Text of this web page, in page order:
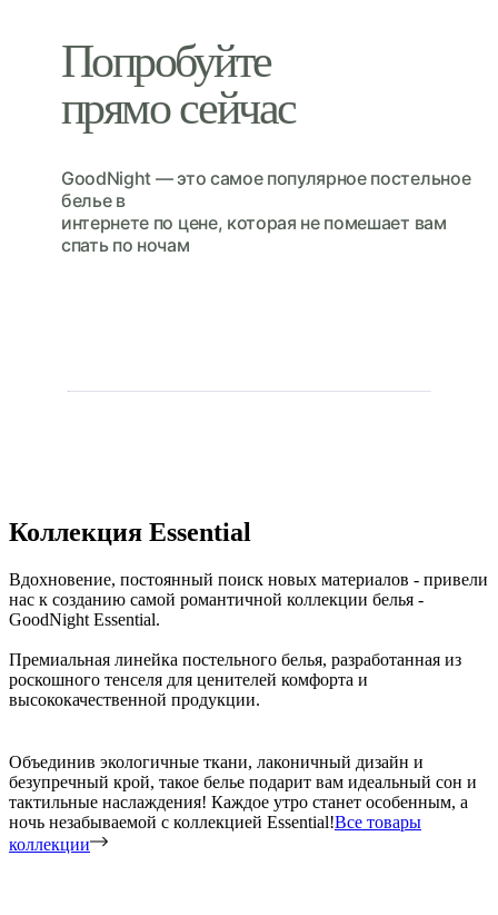
Попробуйте
прямо сейчас
GoodNight — это cамое популярное постельное
белье в
интернете по цене, которая не помешает вам
спать по ночам
Коллекция Essential
Вдохновение, постоянный поиск новых материалов - привели
нас к созданию самой романтичной коллекции белья -
GoodNight Essential.
Премиальная линейка постельного белья, разработанная из
роскошного тенселя для ценителей комфорта и
высококачественной продукции.
Объединив экологичные ткани, лаконичный дизайн и
безупречный крой, такое белье подарит вам идеальный сон и
тактильные наслаждения! Каждое утро станет особенным, а
ночь незабываемой с коллекцией Essential!Все товары
коллекции